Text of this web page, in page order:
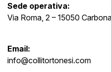
Sede operativa:
Via Roma, 2 – 15050
Email:
info@collitortonesi.com